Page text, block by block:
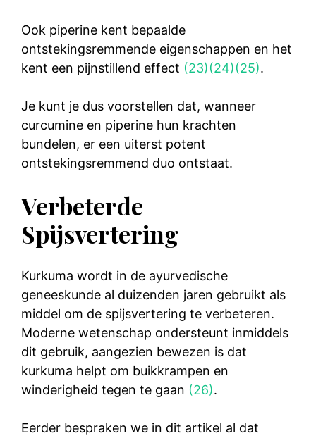
Ook piperine kent bepaalde
ontstekingsremmende eigenschappen en het
kent een pijnstillend effect (23)(24)(25).
Je kunt je dus voorstellen dat, wanneer
curcumine en piperine hun krachten
bundelen, er een uiterst potent
ontstekingsremmend duo ontstaat.
Verbeterde
Spijsvertering
Kurkuma wordt in de ayurvedische
geneeskunde al duizenden jaren gebruikt als
middel om de spijsvertering te verbeteren.
Moderne wetenschap ondersteunt inmiddels
dit gebruik, aangezien bewezen is dat
kurkuma helpt om buikkrampen en
winderigheid tegen te gaan (26).
Eerder bespraken we in dit artikel al dat